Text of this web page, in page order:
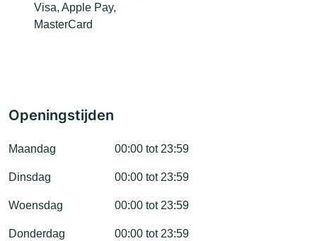
Visa, Apple Pay,
MasterCard
Openingstijden
Maandag 00:00 tot 23:59
Dinsdag 00:00 tot 23:59
Woensdag 00:00 tot 23:59
Donderdag 00:00 tot 23:59